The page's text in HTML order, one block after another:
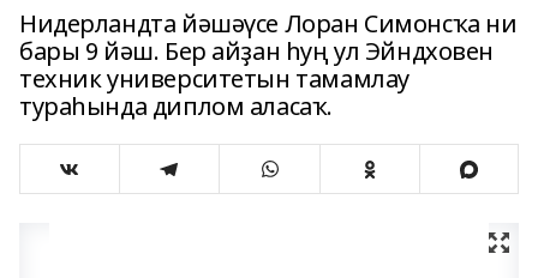
Нидерландта йәшәүсе Лоран Симонсҡа ни
бары 9 йәш. Бер айҙан һуң ул Эйндховен
техник университетын тамамлау
тураһында диплом аласаҡ.